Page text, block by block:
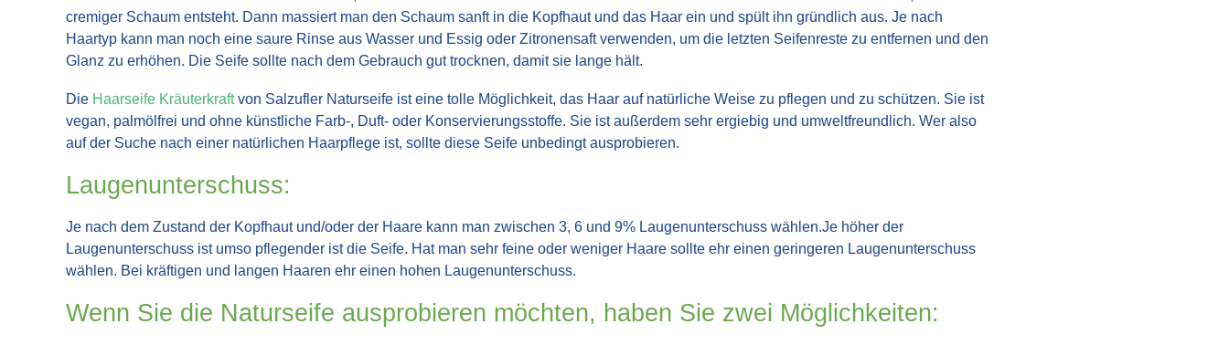
cremiger Schaum entsteht. Dann massiert man den Schaum sanft in die Kopfhaut und das Haar ein und spült ihn gründlich aus. Je nach
Haartyp kann man noch eine saure Rinse aus Wasser und Essig oder Zitronensaft verwenden, um die letzten Seifenreste zu entfernen und den
Glanz zu erhöhen. Die Seife sollte nach dem Gebrauch gut trocknen, damit sie lange hält.
Die Haarseife Kräuterkraftvon Salzufler Naturseife ist eine tolle Möglichkeit, das Haar auf natürliche Weise zu pflegen und zu schützen. Sie ist
vegan, palmölfrei und ohne künstliche Farb-, Duft- oder Konservierungsstoffe. Sie ist außerdem sehr ergiebig und umweltfreundlich. Wer also
auf der Suche nach einer natürlichen Haarpflege ist, sollte diese Seife unbedingt ausprobieren.
Laugenunterschuss:
Je nach dem Zustand der Kopfhaut und/oder der Haare kann man zwischen 3, 6 und 9% Laugenunterschuss wählen.Je höher der
Laugenunterschuss ist umso pflegender ist die Seife. Hat man sehr feine oder weniger Haare sollte ehr einen geringeren Laugenunterschuss
wählen. Bei kräftigen und langen Haaren ehr einen hohen Laugenunterschuss.
Wenn Sie die Naturseife ausprobieren möchten, haben Sie zwei Möglichkeiten: